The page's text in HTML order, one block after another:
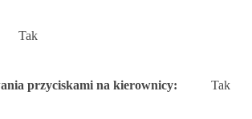
Tak
przyciskami na kierownicy: Tak